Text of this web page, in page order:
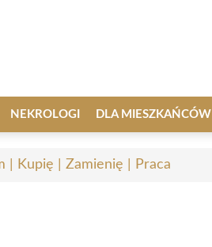
NEKROLOGI DLA MIESZKAŃCÓW
| Kupię | Zamienię | Praca